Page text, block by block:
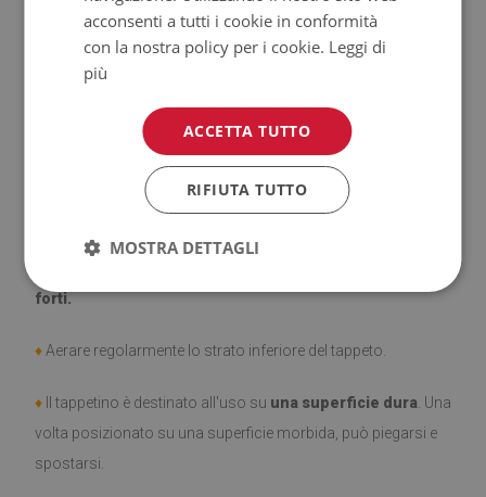
Prodotto facile da pulire,resistente alle macchie e
all'acqua.
Si ricorda che i danni causati dall'uso dovuto al trascorrere
del tempo (es. abrasioni) non sono soggetti a reclami.
Come prendersi cura del prodotto?
forti.
♦ Aerare regolarmente lo strato inferiore del tappeto.
♦ Il tappetino è destinato all'uso su una superficie dura . Una
volta posizionato su una superficie morbida, può piegarsi e
spostarsi.
acconsenti a tutti i cookie in conformità
con la nostra policy per i cookie. Leggi di
più
ACCETTA TUTTO
RIFIUTA TUTTO
MOSTRA DETTAGLI